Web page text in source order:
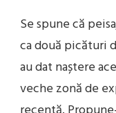
Se spune că
ca două picături
au dat naștere
veche zonă de